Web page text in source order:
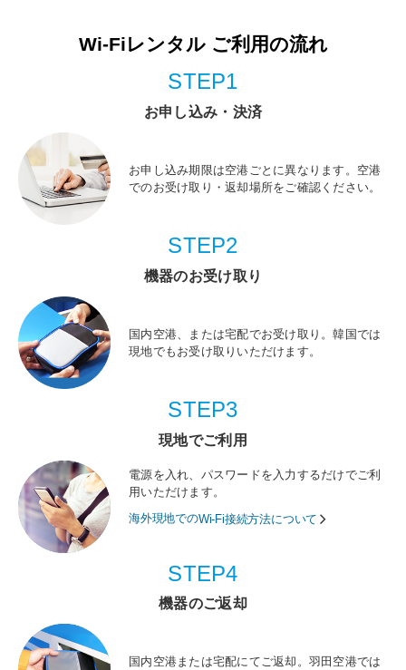
Wi-Fiレンタル ご利用の流れ
STEP1
お申し込み・決済
お申し込み期限は空港ごとに異なります。空港
でのお受け取り・返却場所をご確認ください。
STEP2
機器のお受け取り
国内空港、または宅配でお受け取り。韓国では
現地でもお受け取りいただけます。
STEP3
現地でご利用
電源を入れ、パスワードを入力するだけでご利
用いただけます。
海外現地でのWi-Fi接続方法について
STEP4
機器のご返却
国内空港または宅配にてご返却。羽田空港では